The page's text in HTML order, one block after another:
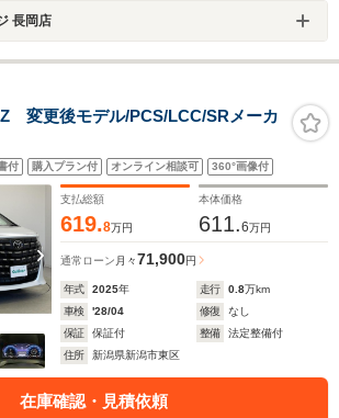
長岡店
変更後モデル/PCS/LCC/SRメーカ
付 購入プラン付 オンライン相談可 360°画像付
支払総額
619.8万円
本体価格
611.6万円
通常ローン 月々71,900円
年式 2025年 走行 0.8万km
車検
'28/04 修復
なし
保証
保証付 整備
法定整備付
住所
新潟県新潟市東区
在庫確認・見積依頼